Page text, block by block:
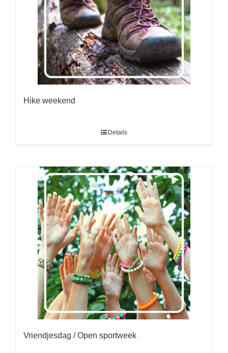
Hike weekend
Details
Vriendjesdag / Open sportweek